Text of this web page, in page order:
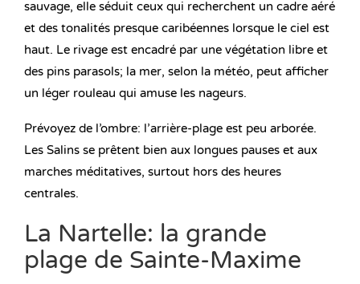
sauvage, elle séduit ceux qui recherchent un cadre aéré
et des tonalités presque caribéennes lorsque le ciel est
haut. Le rivage est encadré par une végétation libre et
des pins parasols; la mer, selon la météo, peut afficher
un léger rouleau qui amuse les nageurs.
Prévoyez de l’ombre: l’arrière-plage est peu arborée.
Les Salins se prêtent bien aux longues pauses et aux
marches méditatives, surtout hors des heures
centrales.
La Nartelle: la grande
plage de Sainte-Maxime